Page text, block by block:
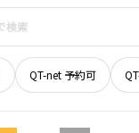
QT-net 予約可